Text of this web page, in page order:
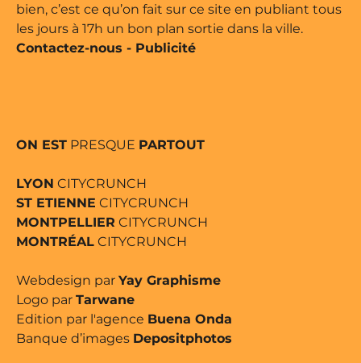
bien, c’est ce qu’on fait sur ce site en publiant tous
les jours à 17h un bon plan sortie dans la ville.
Contactez-nous - Publicité
ON EST PRESQUE PARTOUT
LYON CITYCRUNCH
ST ETIENNE CITYCRUNCH
MONTPELLIER CITYCRUNCH
MONTRÉAL CITYCRUNCH
Webdesign par Yay Graphisme
Logo par Tarwane
Edition par l'agence Buena Onda
Banque d’images Depositphotos